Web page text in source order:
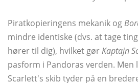
Piratkopieringens mekanik og
mindre identiske (dvs. at tage
hører til dig), hvilket gørKaptajn
pasform i Pandoras verden.
Scarlett's skib tyder på en